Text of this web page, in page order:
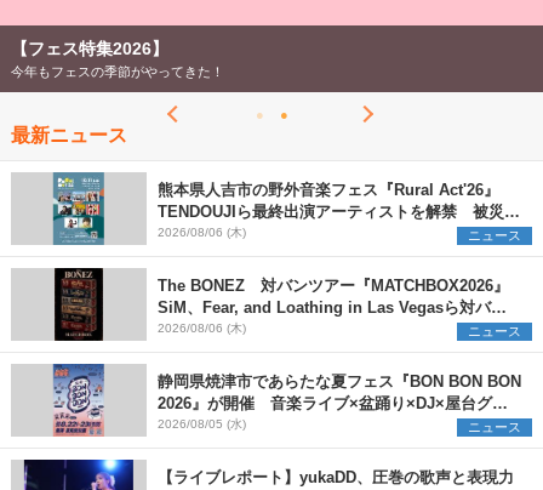
【フェス特集2026】
今年もフェスの季節がやってきた！
最新ニュース
熊本県人吉市の野外音楽フェス『Rural Act'26』
TENDOUJIら最終出演アーティストを解禁 被災地
支援プロジェクトの始動も発表
2026/08/06 (木) ニュース
The BONEZ 対バンツアー『MATCHBOX2026』
SiM、Fear, and Loathing in Las Vegasら対バン
アーティストを一斉解禁
2026/08/06 (木) ニュース
静岡県焼津市であらたな夏フェス『BON BON BON
2026』が開催 音楽ライブ×盆踊り×DJ×屋台グル
メ×ランタンナイトで彩る2日間
2026/08/05 (水) ニュース
【ライブレポート】yukaDD、圧巻の歌声と表現力